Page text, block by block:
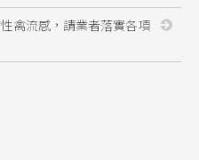
禽流感，請業者落實各項